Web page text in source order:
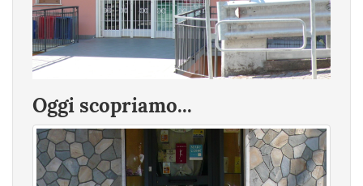
Oggi scopriamo...